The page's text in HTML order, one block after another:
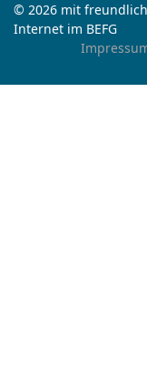
© 2026 mit
Internet im BEFG